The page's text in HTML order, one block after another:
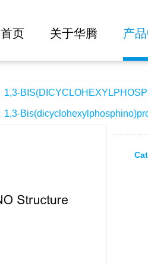
首页 关于华腾 产
1,3-
1,3-